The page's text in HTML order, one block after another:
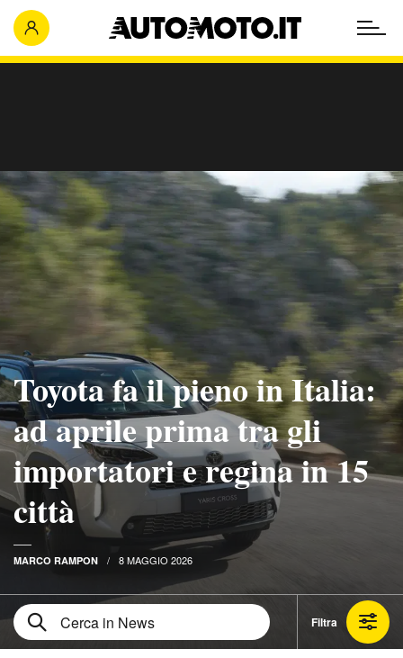
Toyota fa il pieno in Italia:
ad aprile prima tra gli
importatori e regina in 15
città
MARCO RAMPON 8 MAGGIO 2026
Filtra